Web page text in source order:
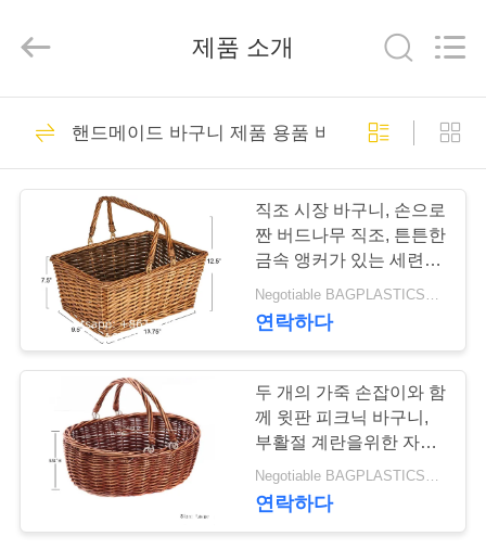
제
리
여
PRODUCTS
MANUFACTURING
CO.,LTD..
Developed
포장 제품 공급
BAGEASE 제조
305
정원 용품
BAGEASE 제조
205
제품 소개
핸드메이드 바구니 제품 용품 바기즈 제조
직조 시장 바구니, 손으로
짠 버드나무 직조, 튼튼한
금속 앵커가 있는 세련된
손잡이, 클래식하고 다재
다능함, 매력적임, 넉넉한
공간, 가벼움, 갈색 얼룩
Negotiable BAGPLASTICS@GMAIL.COM WHATSAPP:+8613780964661 MOQ:1000 부분 스카이프 : 마이데아르닐
연락하다
두 개의 가죽 손잡이와 함
께 윗판 피크닉 바구니,
부활절 계란을위한 자연
Willow 하머 사탕 와인 장
난감 꽃 결혼 선물
Negotiable BAGPLASTICS@GMAIL.COM WHATSAPP:+8613780964661 MOQ:1000 부분 스카이프 : 마이데아르닐
연락하다